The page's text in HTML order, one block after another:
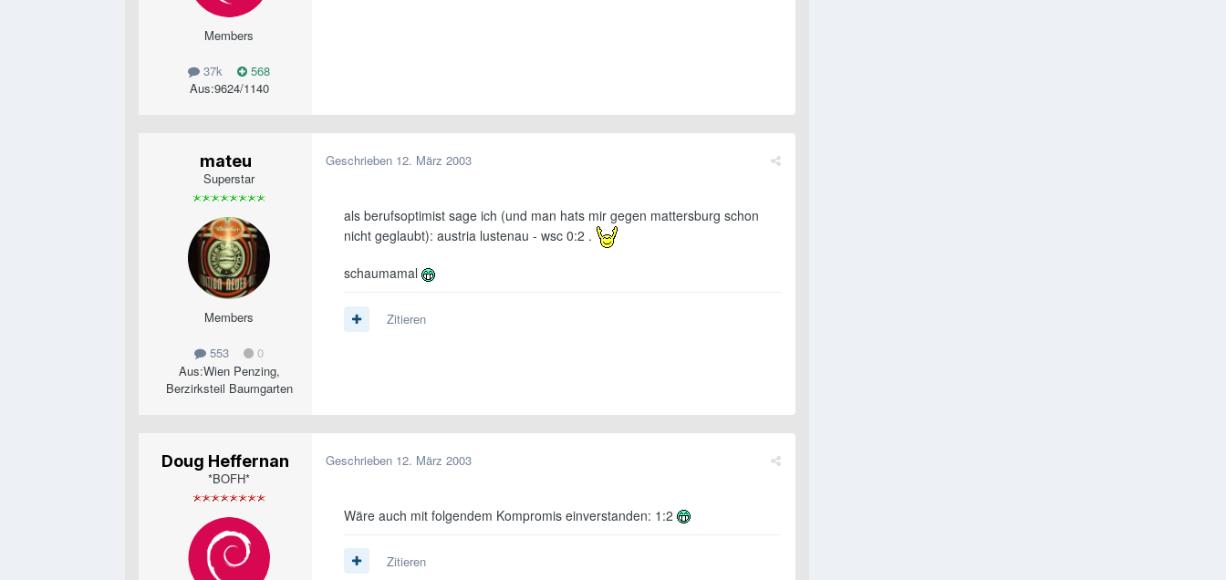
Members
37k
568
Aus:9624/1140
mateu
Superstar
Members
553
0
Aus:Wien Penzing,
Berzirksteil Baumgarten
Geschrieben 12. März 2003
als berufsoptimist sage ich (und man hats mir gegen mattersburg schon
nicht geglaubt): austria lustenau - wsc 0:2 .
schaumamal
Zitieren
Doug Heffernan
*BOFH*
Geschrieben 12. März 2003
Wäre auch mit folgendem Kompromis einverstanden: 1:2
Zitieren